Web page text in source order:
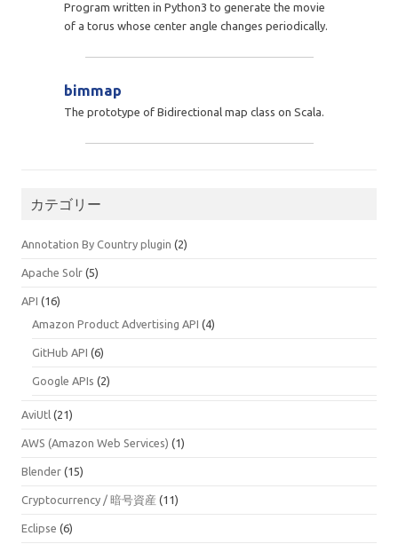
Program written in Python3 to generate the movie
of a torus whose center angle changes periodically.
bimmap
The prototype of Bidirectional map class on Scala.
カテゴリー
Annotation By Country plugin (2)
Apache Solr (5)
API (16)
Amazon Product Advertising API (4)
GitHub API (6)
Google APIs (2)
AviUtl (21)
AWS (Amazon Web Services) (1)
Blender (15)
Cryptocurrency / 暗号資産 (11)
Eclipse (6)